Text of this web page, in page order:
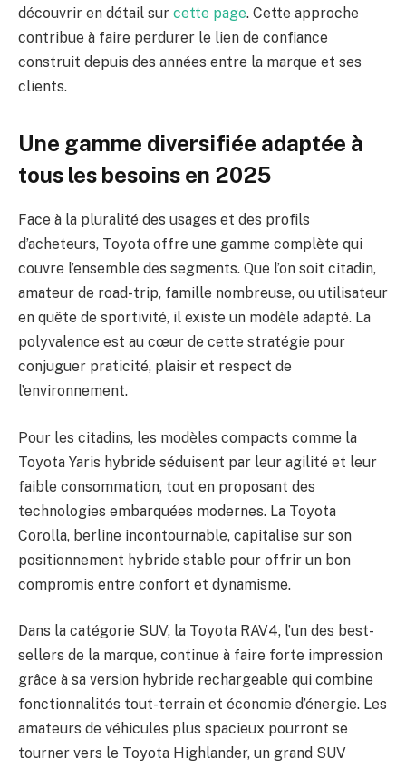
découvrir en détail sur cette page. Cette approche
contribue à faire perdurer le lien de confiance
construit depuis des années entre la marque et ses
clients.
Une gamme diversifiée adaptée à
tous les besoins en 2025
Face à la pluralité des usages et des profils
d’acheteurs, Toyota offre une gamme complète qui
couvre l’ensemble des segments. Que l’on soit citadin,
amateur de road-trip, famille nombreuse, ou utilisateur
en quête de sportivité, il existe un modèle adapté. La
polyvalence est au cœur de cette stratégie pour
conjuguer praticité, plaisir et respect de
l’environnement.
Pour les citadins, les modèles compacts comme la
Toyota Yaris hybride séduisent par leur agilité et leur
faible consommation, tout en proposant des
technologies embarquées modernes. La Toyota
Corolla, berline incontournable, capitalise sur son
positionnement hybride stable pour offrir un bon
compromis entre confort et dynamisme.
Dans la catégorie SUV, la Toyota RAV4, l’un des best-
sellers de la marque, continue à faire forte impression
grâce à sa version hybride rechargeable qui combine
fonctionnalités tout-terrain et économie d’énergie. Les
amateurs de véhicules plus spacieux pourront se
tourner vers le Toyota Highlander, un grand SUV